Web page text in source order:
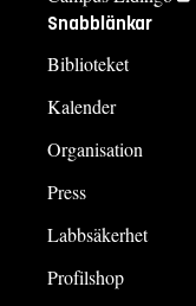
Snabblänkar
Biblioteket
Kalender
Organisation
Press
Labbsäkerhet
Profilshop